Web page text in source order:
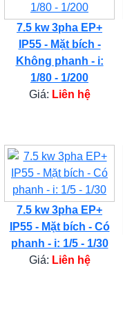
7.5 kw 3pha EP+
IP55 - Mặt bích -
Không phanh - i:
1/80 - 1/200
Giá: Liên hệ
7.5 kw 3pha EP+
IP55 - Mặt bích - Có
phanh - i: 1/5 - 1/30
Giá: Liên hệ